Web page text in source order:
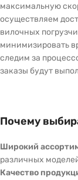
максимальную
осуществляем
вилочных
минимизировать
следим за
заказы будут
Почему
Широкий
различных
Качество